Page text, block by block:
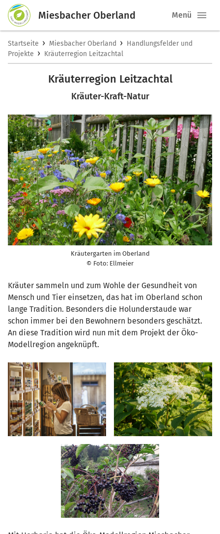
Miesbacher Oberland Menü
Startseite › Miesbacher Oberland › Handlungsfelder und
Projekte › Kräuterregion Leitzachtal
Kräuterregion Leitzachtal
Kräuter-Kraft-Natur
Kräutergarten im Oberland
© Foto: Ellmeier
Kräuter sammeln und zum Wohle der Gesundheit von
Mensch und Tier einsetzen, das hat im Oberland schon
lange Tradition. Besonders die Holunderstaude war
schon immer bei den Bewohnern besonders geschätzt.
An diese Tradition wird nun mit dem Projekt der Öko-
Modellregion angeknüpft.